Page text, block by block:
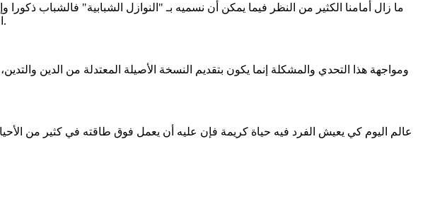
ما زال أمامنا الكثير من النظر فيما يمكن أن نسميه بـ "النوازل الشبابية" فالشباب ذكورا
التي تفرض عليهم قيودا تجمد هذه الأدوار من خلال تقديم الاحتياط وسد الذرائع والشبهات والورع المفرط دون ضابط.
ومواجهة هذا التحدي والمشكلة إنما يكون بتقديم النسخة الأصيلة المعتدلة من الدين
عالم اليوم كي يعيش الفرد فيه حياة كريمة فإن عليه أن يعمل فوق طاقته في كثير من